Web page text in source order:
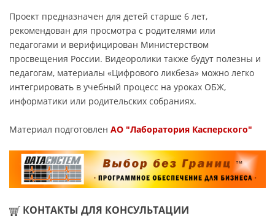
Проект предназначен для детей старше 6 лет,
рекомендован для просмотра с родителями или
педагогами и верифицирован Министерством
просвещения России. Видеоролики также будут полезны и
педагогам, материалы «Цифрового ликбеза» можно легко
интегрировать в учебный процесс на уроках ОБЖ,
информатики или родительских собраниях.
Материал подготовлен АО "Лаборатория Касперского"
КОНТАКТЫ ДЛЯ КОНСУЛЬТАЦИИ